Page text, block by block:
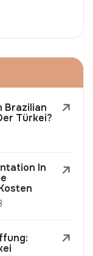
Brazilian
Türkei?
In